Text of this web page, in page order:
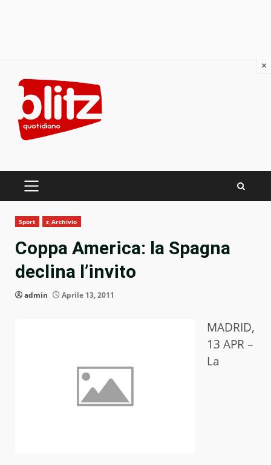
content
PRIMARY
Sport z_Archivio
Coppa America: la Spagna
declina l’invito
admin Aprile 13, 2011
MADRID,
13 APR –
La
×